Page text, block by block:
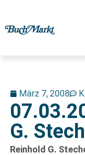
März 7, 2008
G.
Reinhold G.